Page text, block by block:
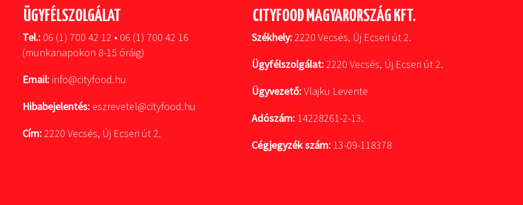
ÜGYFÉLSZOLGÁLAT
Tel.: 06 (1) 700 42 12 • 06 (1) 700 42 16
(munkanapokon 8-15 óráig)
Email: info@cityfood.hu
Hibabejelentés: eszrevetel@cityfood.hu
Cím:2220 Vecsés, Új Ecseri út 2.
CITYFOOD MAGYARORSZÁG KFT.
Székhely:2220 Vecsés, Új Ecseri út 2.
Ügyfélszolgálat:2220 Vecsés, Új Ecseri út 2.
Ügyvezető:Vlajku Levente
Adószám: 14228261-2-13.
Cégjegyzék szám: 13-09-118378